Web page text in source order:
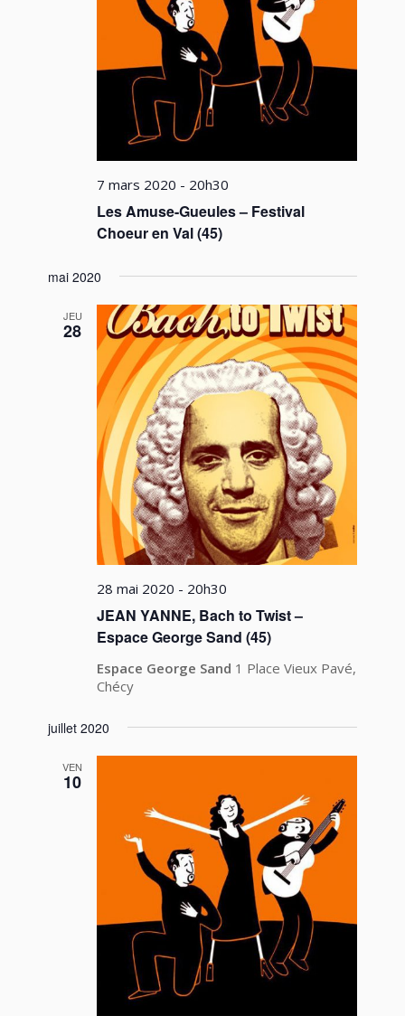
Les Amuse-Gueules – Festival
Choeur en Val (45)
7 mars 2020 - 20h30
mai 2020
JEU
28
JEAN YANNE, Bach to Twist –
Espace George Sand (45)
28 mai 2020 - 20h30
Espace George Sand 1 Place Vieux Pavé,
Chécy
juillet 2020
VEN
10